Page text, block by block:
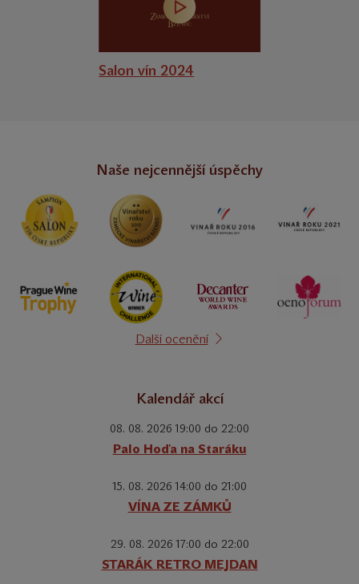
Salon vín 2024
Naše nejcennější úspěchy
Další ocenění
Kalendář akcí
08. 08. 2026 19:00 do 22:00
Palo Hoďa na Staráku
15. 08. 2026 14:00 do 21:00
VÍNA ZE ZÁMKŮ
29. 08. 2026 17:00 do 22:00
STARÁK RETRO MEJDAN